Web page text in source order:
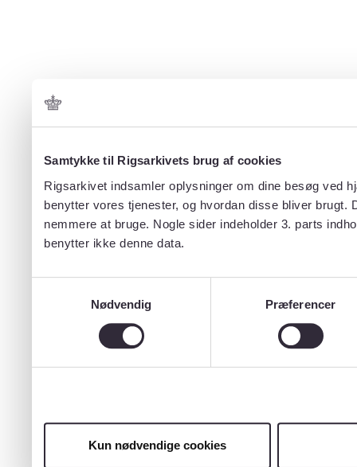
Samtykke til Rigsarkivets brug af cookies
Rigsarkivet indsamler oplysninger om dine besøg ved
benytter vores tjenester, og hvordan disse bliver
nemmere at bruge. Nogle sider indeholder 3. parts
benytter ikke denne data.
Nødvendig
Præferencer
Kun nødvendige cookies